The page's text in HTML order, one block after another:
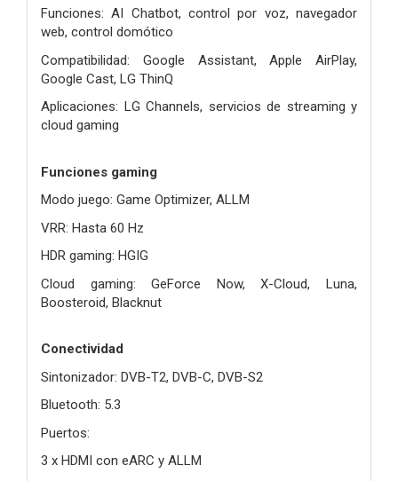
Funciones: AI Chatbot, control por voz, navegador
web, control domótico
Compatibilidad: Google Assistant, Apple AirPlay,
Google Cast, LG ThinQ
Aplicaciones: LG Channels, servicios de streaming y
cloud gaming
Funciones gaming
Modo juego: Game Optimizer, ALLM
VRR: Hasta 60 Hz
HDR gaming: HGIG
Cloud gaming: GeForce Now, X-Cloud, Luna,
Boosteroid, Blacknut
Conectividad
Sintonizador: DVB-T2, DVB-C, DVB-S2
Bluetooth: 5.3
Puertos:
3 x HDMI con eARC y ALLM